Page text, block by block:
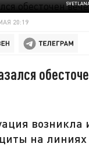
20:19
возникла
на линиях